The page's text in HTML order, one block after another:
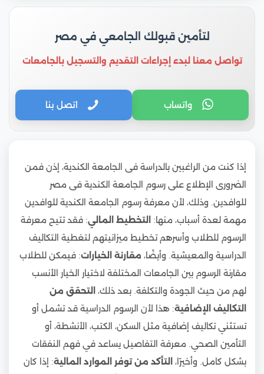
لتأمين قبولك الجامعي في مصر
تواصل معنا لبدء إجراءات التقديم والتسجيل بالجامعات
واتساب اتصل بنا
إذا كنت من الراغبين بالدراسة فى الجامعة الكندية، إذن فمن
الضرورى الإطلاع على رسوم الجامعة الكندية فى مصر
للوافدين. وذلك، لأن معرفة رسوم الجامعة الكندية للوافدين
مهمة لعدة أسباب، منها:
التخطيط المالي: فقد تتيح معرفة
الرسوم للطلاب وأسرهم تخطيط ميزانيتهم لتغطية التكاليف
الدراسية والمعيشية. وأيضًا، مقارنة الخيارات: فيمكن للطلاب
مقارنة الرسوم بين الجامعات المختلفة لاختيار الخيار الأنسب
لهم من حيث الجودة والتكلفة. بعد ذلك،
التحقق من
التكاليف الإضافية: هذا لأن الرسوم الدراسية قد تشمل أو
تستثني تكاليف إضافية مثل السكن، الكتب، الأنشطة، أو
التأمين الصحي. معرفة التفاصيل يساعد في فهم النفقات
بشكل كامل. وأخيرًا،
التأكد من توفر الموارد المالية: إذا كان